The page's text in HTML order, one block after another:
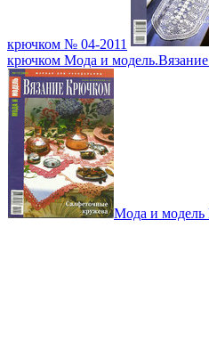
крючком № 04-2011
крючком Мода и
Мода и модель